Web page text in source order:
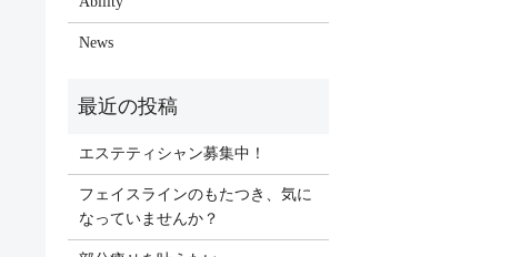
News
エステティシャン募集中！
フェイスラインのもたつき、気に
なっていませんか？